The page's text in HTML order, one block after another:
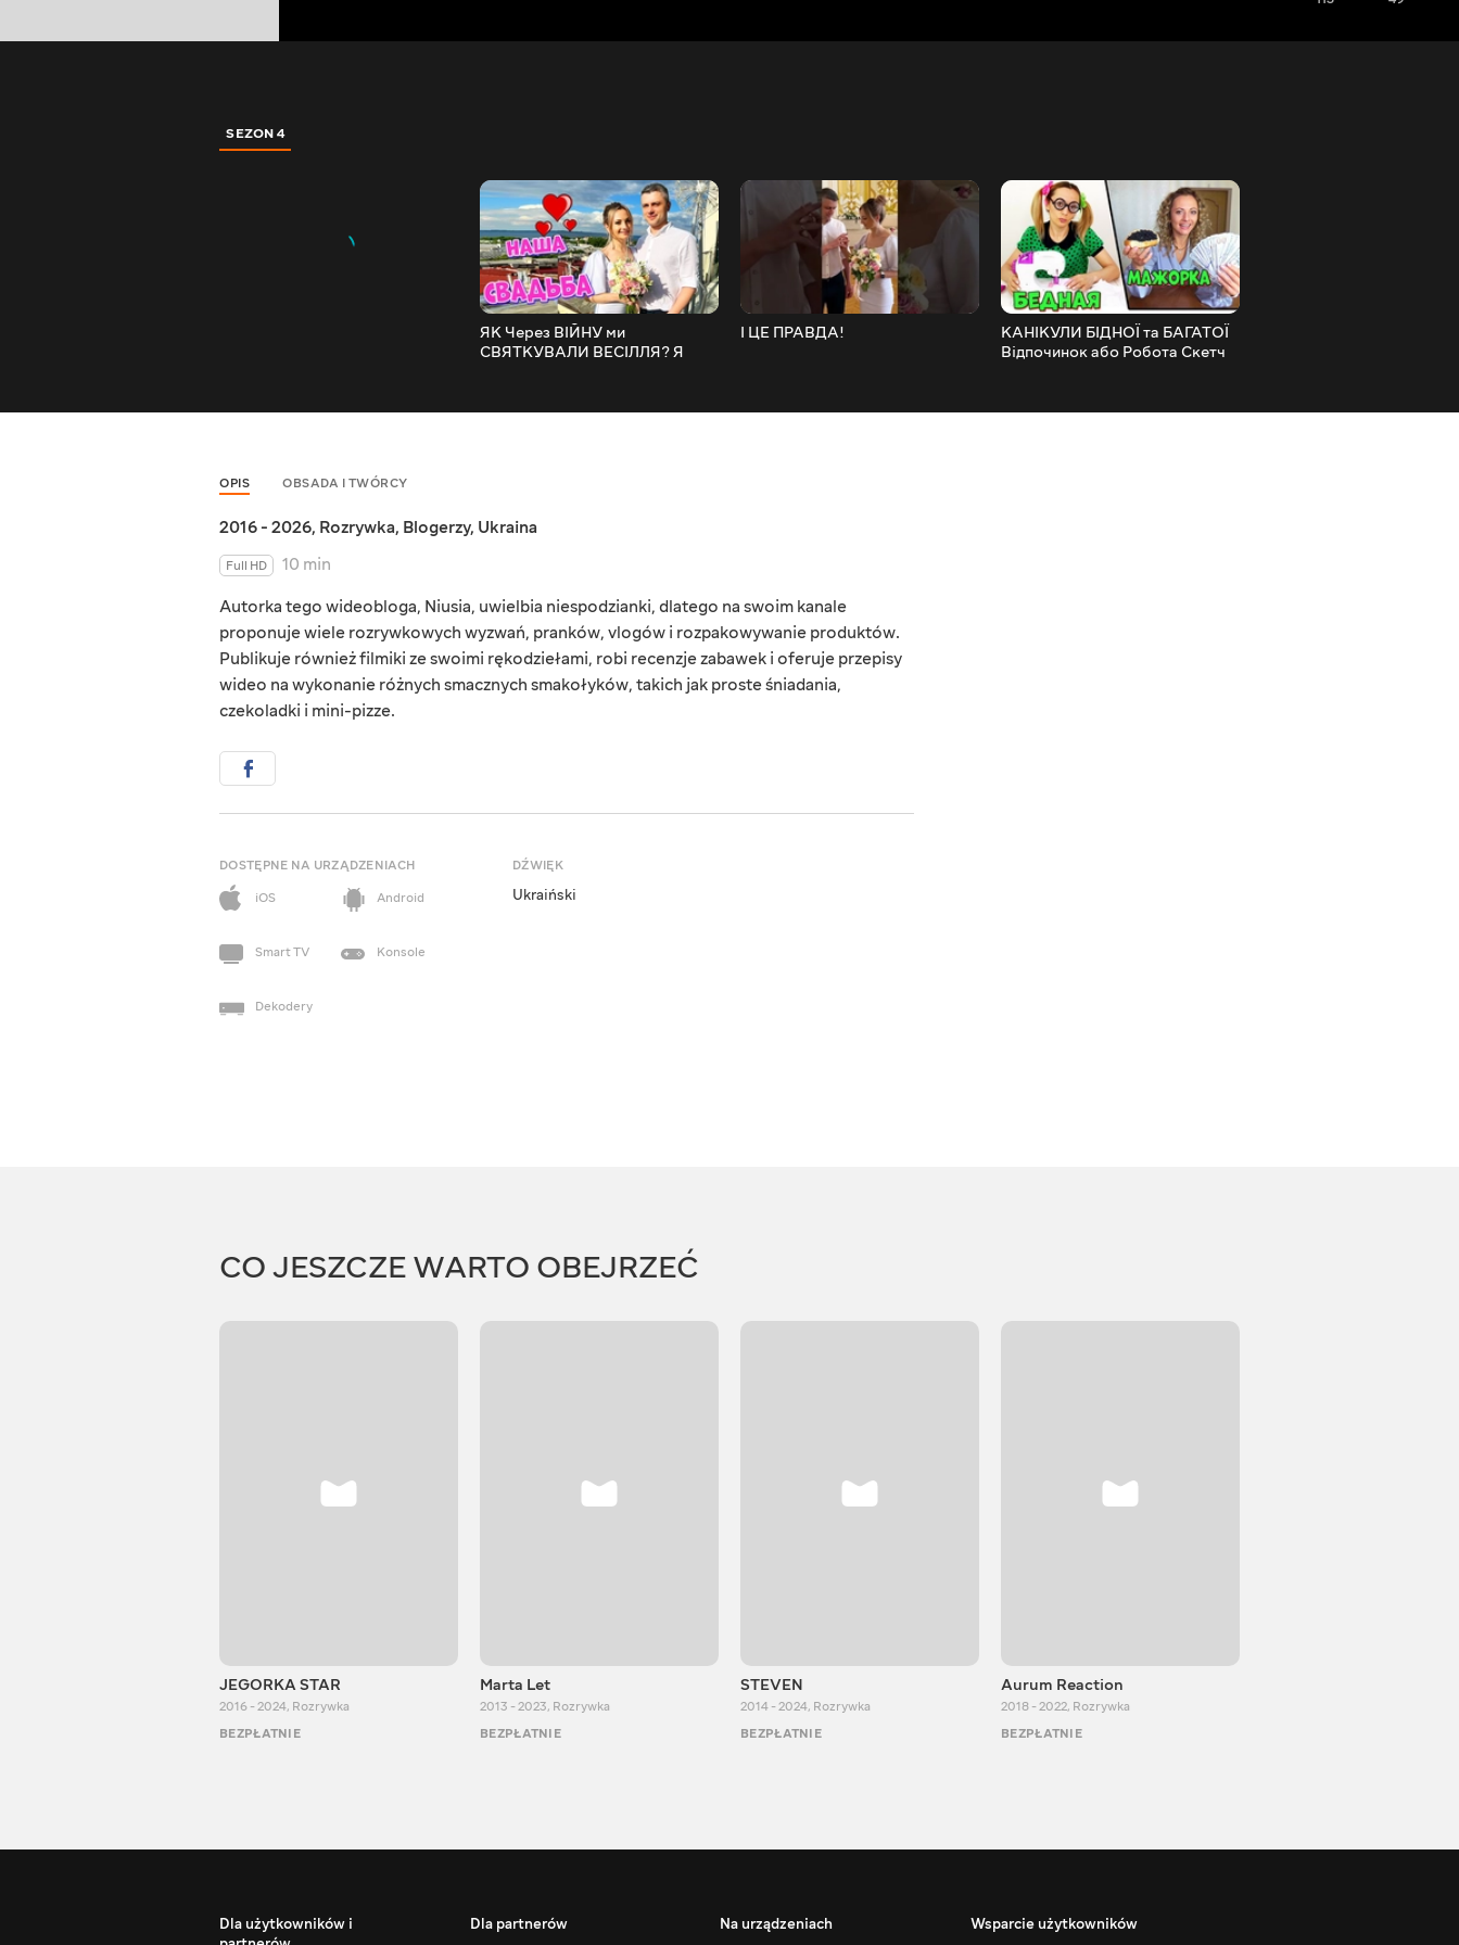
SEZON 4
ЯК Через ВІЙНУ ми
СВЯТКУВАЛИ ВЕСІЛЛЯ? Я
І ЦЕ ПРАВДА!
КАНІКУЛИ БІДНОЇ та БАГАТОЇ
Відпочинок або Робота Скетч
OPIS OBSADA I TWÓRCY
2016 - 2026, Rozrywka, Blogerzy, Ukraina
Full HD
10 min
Autorka tego wideobloga, Niusia, uwielbia niespodzianki, dlatego na swoim kanale
proponuje wiele rozrywkowych wyzwań, pranków, vlogów i rozpakowywanie produktów.
Publikuje również filmiki ze swoimi rękodziełami, robi recenzje zabawek i oferuje przepisy
wideo na wykonanie różnych smacznych smakołyków, takich jak proste śniadania,
czekoladki i mini-pizze.
DOSTĘPNE NA URZĄDZENIACH
iOS
Android
Smart TV Konsole
Dekodery
DŹWIĘK
Ukraiński
CO JESZCZE WARTO OBEJRZEĆ
JEGORKA STAR
2016 - 2024, Rozrywka
BEZPŁATNIE
Marta Let
2013 - 2023, Rozrywka
BEZPŁATNIE
STEVEN
2014 - 2024, Rozrywka
BEZPŁATNIE
Aurum Reaction
2018 - 2022, Rozrywka
BEZPŁATNIE
Dla użytkowników i
Dla partnerów Na urządzeniach Wsparcie użytkowników